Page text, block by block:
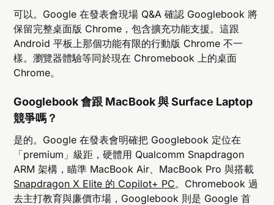
可以。Google 在發表會現場 Q&A 確認 Googlebook 將
保留完整桌面版 Chrome，包含擴充功能支援。這跟
Android 平板上那個功能有限的行動版 Chrome 不一
樣。瀏覽器體驗等同於現在 Chromebook 上的桌面
Chrome。
Googlebook 會跟 MacBook 與 Surface Laptop
競爭嗎？
是的。Google 在發表會明確把 Googlebook 定位在
「premium」級距，硬體用 Qualcomm Snapdragon
ARM 架構，瞄準 MacBook Air、MacBook Pro 與搭載
Snapdragon X Elite 的 Copilot+ PC。Chromebook 過
去主打教育與廉價市場，Googlebook 則是 Google 首